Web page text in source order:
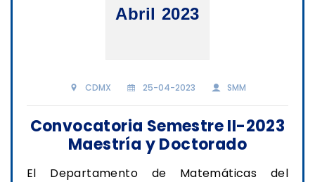
Abril 2023
CDMX 25-04-2023 SMM
Convocatoria Semestre II-2023
Maestría y Doctorado
El Departamento de Matemáticas del